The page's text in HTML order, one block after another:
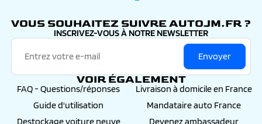
VOUS SOUHAITEZ SUIVRE AUTOJM.FR ?
INSCRIVEZ-VOUS À NOTRE NEWSLETTER
Envoyer
VOIR ÉGALEMENT
FAQ - Questions/réponses
Livraison à domicile en France
Guide d'utilisation
Mandataire auto France
Destockage voiture neuve
Devenez ambassadeur